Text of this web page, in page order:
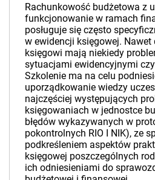
Rachunkowość budżetowa z
funkcjonowanie w ramach
posługuje się często
w ewidencji księgowej. Nawet
księgowi mają niekiedy
sytuacjami ewidencyjnymi
Szkolenie ma na celu
uporządkowanie wiedzy
najczęściej występujących
księgowaniach w jednostce
błędów wykazywanych w
pokontrolnych RIO I NIK), ze
podkreśleniem aspektów
księgowej poszczególnych
ich odniesieniami do